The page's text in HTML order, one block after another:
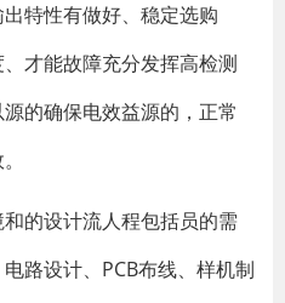
特性有做好、稳定选购
才能故障充分发挥高检测
的确保电效益源的，正常
的设计流人程包括员的需
路设计、PCB布线、样机制